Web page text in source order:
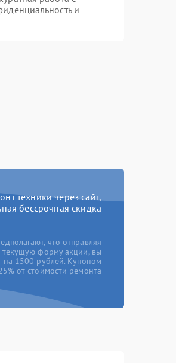
и
техники через сайт,
бессрочная скидка
что отправляя
текущую форму акции, вы
на 1500 рублей. Купоном
от стоимости ремонта